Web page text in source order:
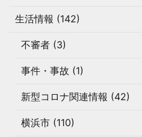
生活情報 (142)
不審者 (3)
事件・事故 (1)
新型コロナ関連情報 (42)
横浜市 (110)